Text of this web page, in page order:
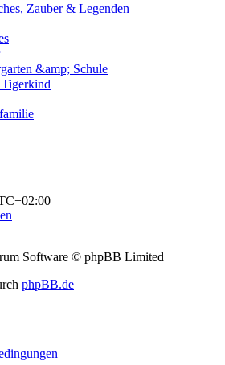
Zauber & Legenden
&amp; Schule
Software © phpBB Limited
phpBB.de